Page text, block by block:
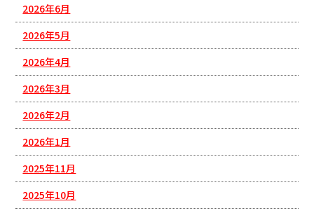
2026年6月
2026年5月
2026年4月
2026年3月
2026年2月
2026年1月
2025年11月
2025年10月